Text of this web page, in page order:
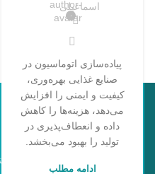
اسماعیلی
۰
پیاده‌سازی اتوماسیون در
صنایع غذایی بهره‌وری،
کیفیت و ایمنی را افزایش
می‌دهد، هزینه‌ها را کاهش
داده و انعطاف‌پذیری در
تولید را بهبود می‌بخشد.
ادامه مطلب